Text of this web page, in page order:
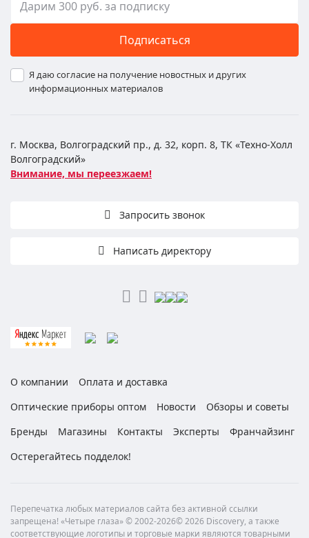
Подписаться
Я даю согласие на получение новостных и других
информационных материалов
г. Москва, Волгоградский пр., д. 32, корп. 8, ТК «Техно-Холл
Волгоградский»
Внимание, мы переезжаем!
Запросить звонок
Написать директору
О компании
Оплата и доставка
Оптические приборы оптом
Новости
Обзоры и советы
Бренды
Магазины Контакты Эксперты
Франчайзинг
Остерегайтесь подделок!
Перепечатка любых материалов сайта без активной ссылки
запрещена! «Четыре глаза» © 2002-2026© 2026 Discovery, а также
соответствующие логотипы и торговые марки являются товарными